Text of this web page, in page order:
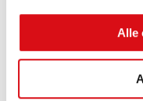
Alle